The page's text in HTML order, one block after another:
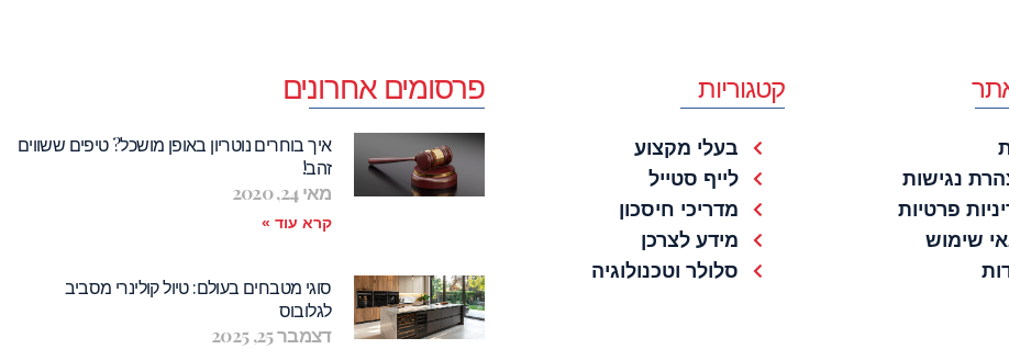
נגישות
פרטיות
שימוש
קטגוריות
בעלי מקצוע
לייף סטייל
מדריכי חיסכון
מידע לצרכן
סלולר וטכנולוגיה
פרסומים אחרונים
איך בוחרים נוטריון באופן מושכל? טיפים ששווים
זהב!
מאי 24, 2020
קרא עוד »
סוגי מטבחים בעולם: טיול קולינרי מסביב
לגלובוס
דצמבר 25, 2025